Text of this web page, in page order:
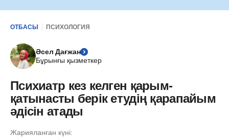
ОТБАСЫ ПСИХОЛОГИЯ
Әсел Дағжан
Бұрынғы қызметкер
Психиатр кез келген қарым-
қатынасты берік етудің қарапайым
әдісін атады
Жарияланған күні: